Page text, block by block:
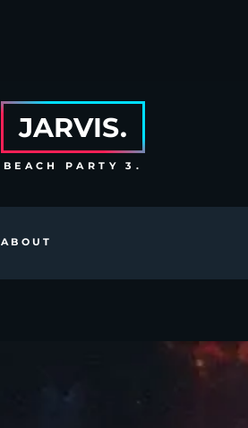
JARVIS.
BEACH PARTY 3.
ABOUT